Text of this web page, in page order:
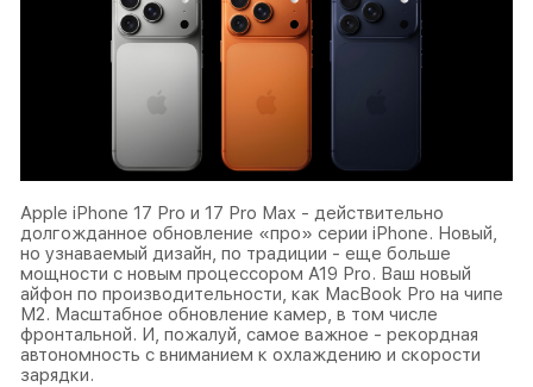
Apple iPhone 17 Pro и 17 Pro Max - действительно
долгожданное обновление «про» серии iPhone. Новый,
но узнаваемый дизайн, по традиции - еще больше
мощности с новым процессором A19 Pro. Ваш новый
айфон по производительности, как MacBook Pro на чипе
M2. Масштабное обновление камер, в том числе
фронтальной. И, пожалуй, самое важное - рекордная
автономность с вниманием к охлаждению и скорости
зарядки.